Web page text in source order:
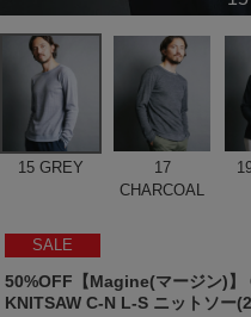
15 GREY
17
CHARCOAL
SALE
50%OFF【Magine(マージン)
KNITSAW C-N L-S ニットソー